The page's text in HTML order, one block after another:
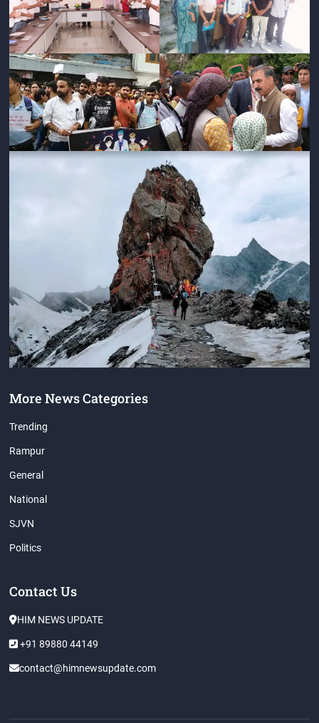
More News Categories
Trending
Rampur
General
National
SJVN
Politics
Contact Us
HIM NEWS UPDATE
+91 89880 44149
contact@himnewsupdate.com